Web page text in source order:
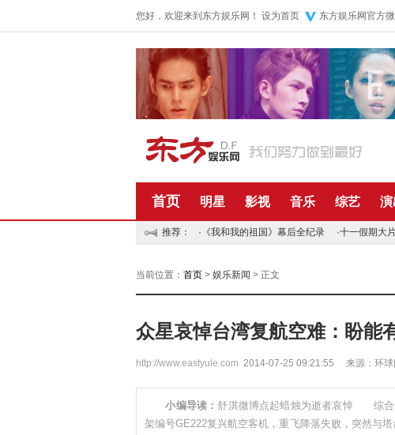
您好，欢迎来到东方娱乐网！ 设为首页 东方娱乐网官方
首页 明星 影视 音乐 综艺 演
推荐： · 《我和我的祖国》幕后全纪录 ·十一假期大
当前位置： 首页 > 娱乐新闻 > 正文
众星哀悼台湾复航空难：盼能
http://www.eastyule.com 2014-07-25 09:21:55 来源：环
小编导读：舒淇微博点起蜡烛为逝者哀悼 综合
架编号GE222复兴航空客机，重飞降落失败，突然与